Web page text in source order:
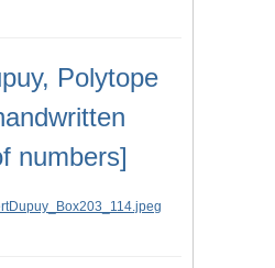
Polytope
numbers]